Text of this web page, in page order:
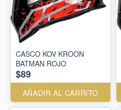
CASCO KOV KROON
BATMAN ROJO
$89
AÑADIR AL CARRITO